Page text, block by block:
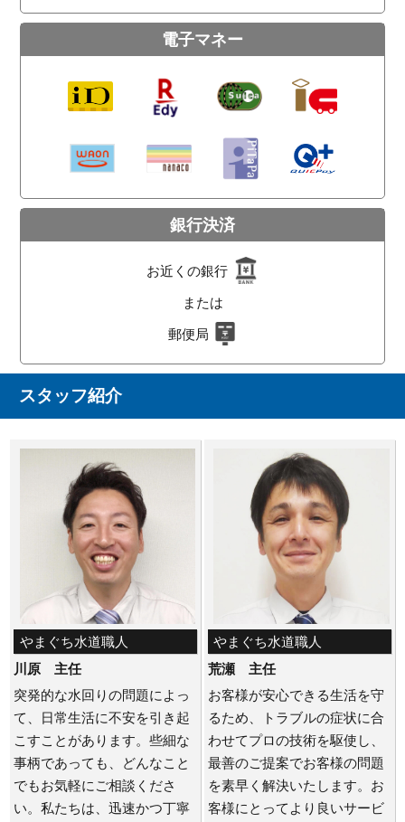
電子マネー
銀行決済
お近くの銀行
または
郵便局
スタッフ紹介
やまぐち水道職人
川原 主任
突発的な水回りの問題によっ
て、日常生活に不安を引き起
こすことがあります。些細な
事柄であっても、どんなこと
でもお気軽にご相談くださ
い。私たちは、迅速かつ丁寧
やまぐち水道職人
荒瀬 主任
お客様が安心できる生活を守
るため、トラブルの症状に合
わせてプロの技術を駆使し、
最善のご提案でお客様の問題
を素早く解決いたします。お
客様にとってより良いサービ